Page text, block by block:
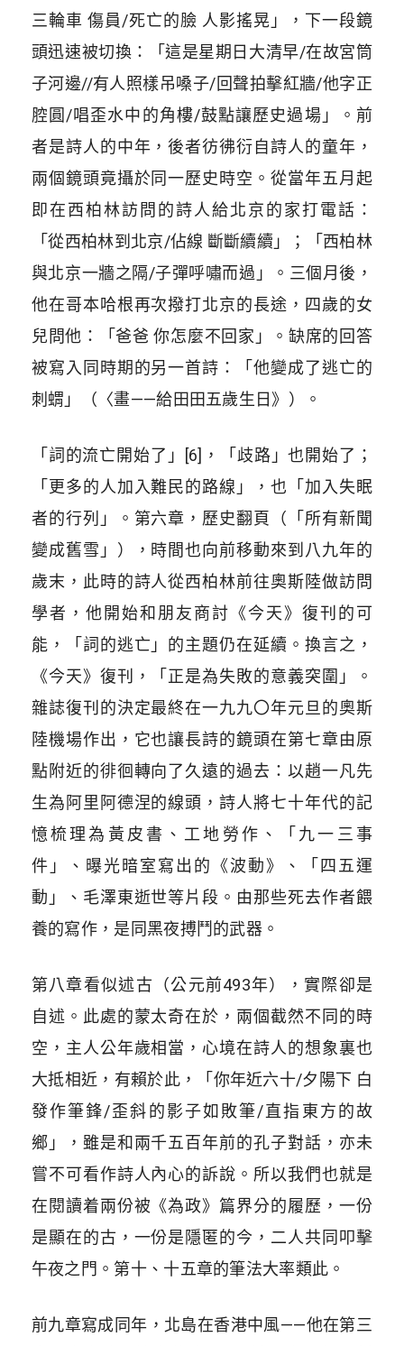
三輪車 傷員/死亡的臉 人影搖晃」，下一段鏡
頭迅速被切換：「這是星期日大清早/在故宮筒
子河邊//有人照樣吊嗓子/回聲拍擊紅牆/他字正
腔圓/唱歪水中的角樓/鼓點讓歷史過場」。前
者是詩人的中年，後者彷彿衍自詩人的童年，
兩個鏡頭竟攝於同一歷史時空。從當年五月起
即在西柏林訪問的詩人給北京的家打電話：
「從西柏林到北京/佔線 斷斷續續」；「西柏林
與北京一牆之隔/子彈呼嘯而過」。三個月後，
他在哥本哈根再次撥打北京的長途，四歲的女
兒問他：「爸爸 你怎麼不回家」。缺席的回答
被寫入同時期的另一首詩：「他變成了逃亡的
刺蝟」（〈畫——給田田五歲生日》）。
「詞的流亡開始了」[6]，「歧路」也開始了；
「更多的人加入難民的路線」，也「加入失眠
者的行列」。第六章，歷史翻頁（「所有新聞
變成舊雪」），時間也向前移動來到八九年的
歲末，此時的詩人從西柏林前往奧斯陸做訪問
學者，他開始和朋友商討《今天》復刊的可
能，「詞的逃亡」的主題仍在延續。換言之，
《今天》復刊，「正是為失敗的意義突圍」。
雜誌復刊的決定最終在一九九〇年元旦的奧斯
陸機場作出，它也讓長詩的鏡頭在第七章由原
點附近的徘徊轉向了久遠的過去：以趙一凡先
生為阿里阿德涅的線頭，詩人將七十年代的記
憶梳理為黃皮書、工地勞作、「九一三事
件」、曝光暗室寫出的《波動》、「四五運
動」、毛澤東逝世等片段。由那些死去作者餵
養的寫作，是同黑夜搏鬥的武器。
第八章看似述古（公元前493年），實際卻是
自述。此處的蒙太奇在於，兩個截然不同的時
空，主人公年歲相當，心境在詩人的想象裏也
大抵相近，有賴於此，「你年近六十/夕陽下 白
發作筆鋒/歪斜的影子如敗筆/直指東方的故
鄉」，雖是和兩千五百年前的孔子對話，亦未
嘗不可看作詩人內心的訴說。所以我們也就是
在閱讀着兩份被《為政》篇界分的履歷，一份
是顯在的古，一份是隱匿的今，二人共同叩擊
午夜之門。第十、十五章的筆法大率類此。
前九章寫成同年，北島在香港中風——他在第三